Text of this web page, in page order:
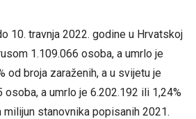
10. travnja 2022. godine u Hrvatskoj
1.109.066 osoba, a umrlo je
od broja zaraženih, a u svijetu je
osoba, a umrlo je 6.202.192 ili 1,24%
milijun stanovnika popisanih 2021.